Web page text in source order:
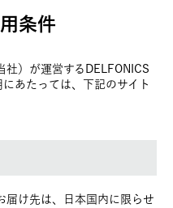
条件
社）が運営するDELFONICS
あたっては、下記のサイト
届け先は、日本国内に限らせ